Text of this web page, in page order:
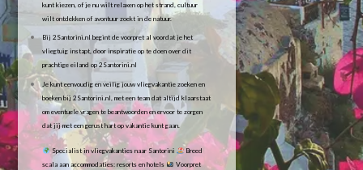
kunt kiezen, of je nu wilt relaxen op het strand, cultuur
wilt ontdekken of avontuur zoekt in de natuur.
Bij 2Santorini.nl begint de voorpret al voordat je het
vliegtuig instapt, door inspiratie op te doen over dit
prachtige eiland op 2Santorini.nl
Je kunt eenvoudig en veilig jouw vliegvakantie zoeken en
boeken bij 2Santorini.nl, met een team dat altijd klaarstaat
om eventuele vragen te beantwoorden en ervoor te zorgen
dat jij met een gerust hart op vakantie kunt gaan.
Specialist in vliegvakanties naar Santorini
Breed
scala aan accommodaties: resorts en hotels
Voorpret